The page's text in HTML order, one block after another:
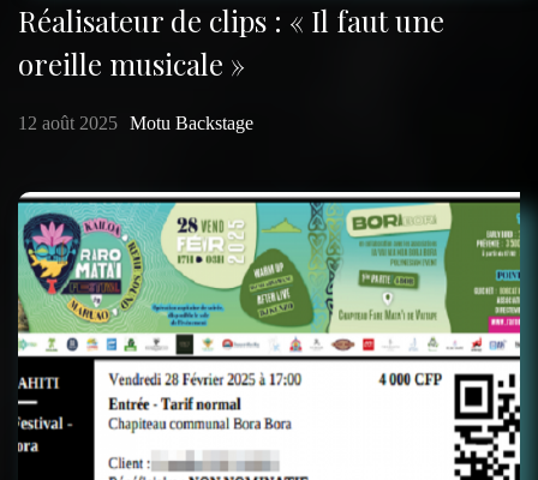
Réalisateur de clips : « Il faut une
oreille musicale »
12 août 2025 Motu Backstage